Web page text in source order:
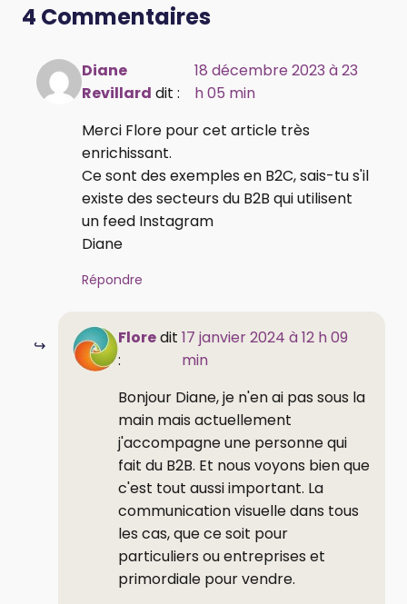
4 Commentaires
Diane
Revillard dit :
18 décembre 2023 à 23
h 05 min
Merci Flore pour cet article très
enrichissant.
Ce sont des exemples en B2C, sais-tu s'il
existe des secteurs du B2B qui utilisent
un feed Instagram
Diane
Répondre
Floredit
:
17 janvier 2024 à 12 h 09
min
Bonjour Diane, je n'en ai pas sous la
main mais actuellement
j'accompagne une personne qui
fait du B2B. Et nous voyons bien que
c'est tout aussi important. La
communication visuelle dans tous
les cas, que ce soit pour
particuliers ou entreprises et
primordiale pour vendre.